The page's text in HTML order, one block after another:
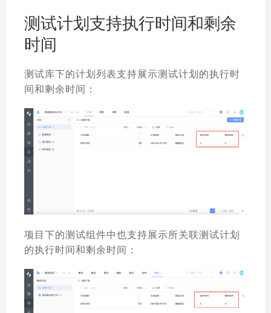
测试计划支持执行时间和剩余
时间
测试库下的计划列表支持展示测试计划的执行时
间和剩余时间：
项目下的测试组件中也支持展示所关联测试计划
的执行时间和剩余时间：